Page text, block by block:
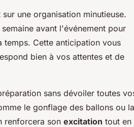
une organisation minutieuse.
avant l'événement pour
temps. Cette anticipation vous
bien à vos attentes et de
sans dévoiler toutes
le gonflage des ballons ou la
renforcera son excitation tout en